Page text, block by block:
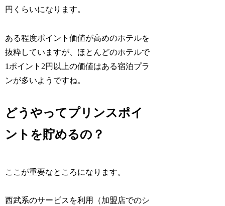
円くらいになります。
ある程度ポイント価値が高めのホテルを
抜粋していますが、ほとんどのホテルで
1ポイント2円以上の価値はある宿泊プラ
ンが多いようですね。
どうやってプリンスポイ
ントを貯めるの？
ここが重要なところになります。
西武系のサービスを利用（加盟店でのシ